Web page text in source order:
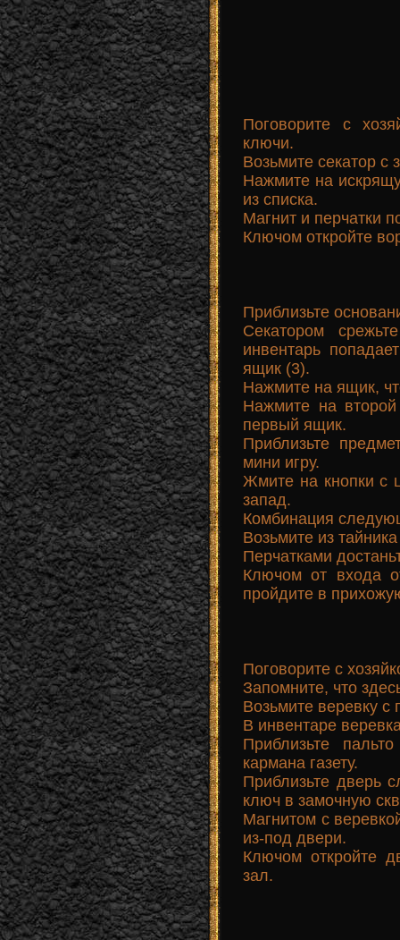
Поговорите с
ключи.
Возьмите секатор с
Нажмите на
из списка.
Магнит и перчатки
Ключом откройте
Приблизьте
Секатором
инвентарь
ящик (3).
Нажмите на ящик,
Нажмите на
первый ящик.
Приблизьте
мини игру.
Жмите на кнопки с
запад.
Комбинация
Возьмите из
Перчатками
Ключом от входа
пройдите в
Поговорите с
Запомните, что
Возьмите веревку
В инвентаре
Приблизьте
кармана газету.
Приблизьте дверь
ключ в замочную
Магнитом с
из-под двери.
Ключом откройте
зал.